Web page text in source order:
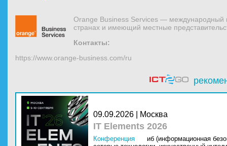
Orange Business Services — международный
странах и имеющий местные
Контакты:
https://www.orange-business.com/ru
09.09.2026 | Москва
IT Elements 2026
Конференция
иб (информационная